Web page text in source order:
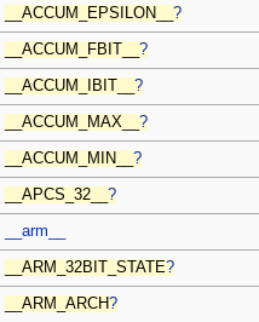
__ACCUM_EPSILON__?
__ACCUM_FBIT__?
__ACCUM_IBIT__?
__ACCUM_MAX__?
__ACCUM_MIN__?
__APCS_32__?
__arm__
__ARM_32BIT_STATE?
__ARM_ARCH?